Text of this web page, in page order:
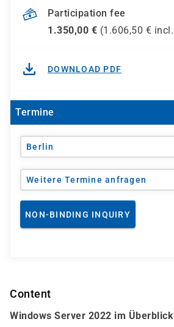
Participation fee
1.350,00 € (1.606,50 € incl.
DOWNLOAD PDF
Termine
Berlin
Weitere Termine anfragen
NON-BINDING INQUIRY
Content
Windows Server 2022 im Überblick